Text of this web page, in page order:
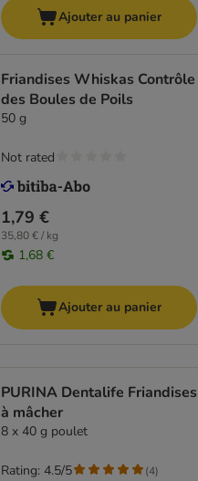
Ajouter au panier
Friandises Whiskas Contrôle
des Boules de Poils
50 g
1,79 €
35,80 € / kg
1,68 €
Not rated
Ajouter au panier
PURINA Dentalife Friandises
à mâcher
8 x 40 g poulet
Rating: 4.5/5 (4)